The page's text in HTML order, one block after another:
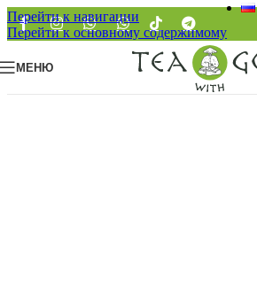
Перейти к навигации
Перейти к основному содержимому
МЕНЮ